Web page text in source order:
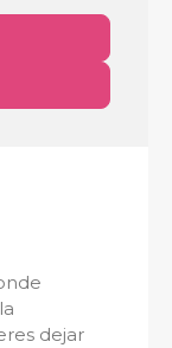
dejar